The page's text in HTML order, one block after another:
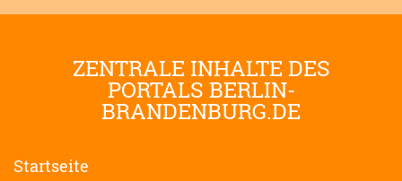
ZENTRALE INHALTE DES
PORTALS BERLIN-
BRANDENBURG.DE
Startseite